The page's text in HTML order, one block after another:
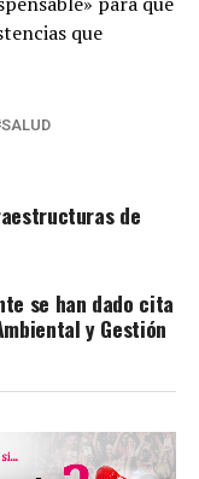
que
SALUD
de
se han dado cita
y Gestión